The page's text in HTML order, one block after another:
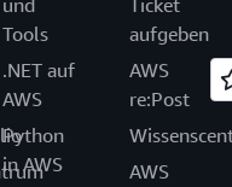
und
Tools
.NET auf
AWS
Python
in AWS
Ticket
aufgeben
AWS
re:Post
AWS